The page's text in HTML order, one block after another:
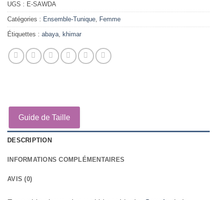
UGS : E-SAWDA
Catégories : Ensemble-Tunique, Femme
Étiquettes : abaya, khimar
Guide de Taille
DESCRIPTION
INFORMATIONS COMPLÉMENTAIRES
AVIS (0)